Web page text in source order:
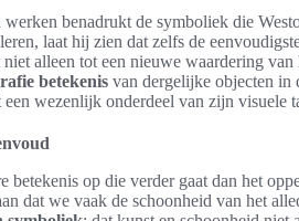
benadrukt de symboliek die
laat hij zien dat zelfs de
alleen tot een nieuwe waardering
betekenis van dergelijke objecten in
wezenlijk onderdeel van zijn visuele
betekenis op die verder gaat dan het
dat we vaak de schoonheid van het